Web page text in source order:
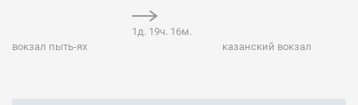
вокзал пыть-ях
1д. 19ч. 16м.
казанский вокзал